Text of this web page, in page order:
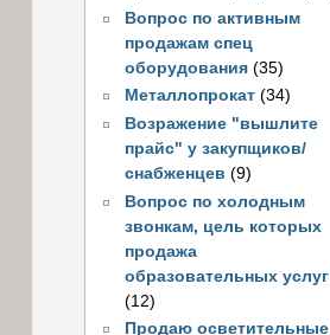
Вопрос по активным
продажам спец
оборудования (35)
Металлопрокат (34)
Возражение "вышлите
прайс" у закупщиков/
снабженцев (9)
Вопрос по холодным
звонкам, цель которых
продажа
образовательных услуг
(12)
Продаю осветительные